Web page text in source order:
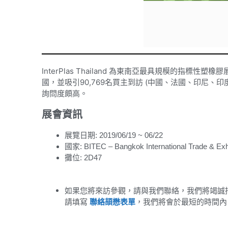
InterPlas Thailand 為東南亞最具規模的指標性塑橡
國，並吸引90,769名買主到訪 (中國、法國、印尼、
詢問度頗高。
展會資訊
展覽日期: 2019/06/19 ~ 06/22
國家: BITEC – Bangkok International Trade &
攤位: 2D47
如果您將來訪參觀，請與我們聯絡，我們將竭
請填寫 聯絡頡懋表單 ，我們將會於最短的時間